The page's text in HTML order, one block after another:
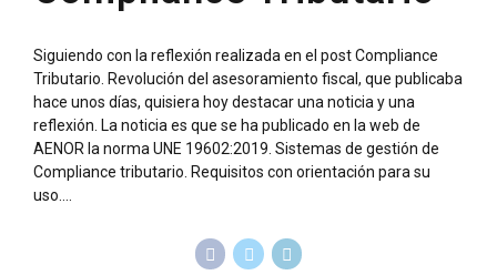
Siguiendo con la reflexión realizada en el post Compliance
Tributario. Revolución del asesoramiento fiscal, que publicaba
hace unos días, quisiera hoy destacar una noticia y una
reflexión. La noticia es que se ha publicado en la web de
AENOR la norma UNE 19602:2019. Sistemas de gestión de
Compliance tributario. Requisitos con orientación para su
uso....